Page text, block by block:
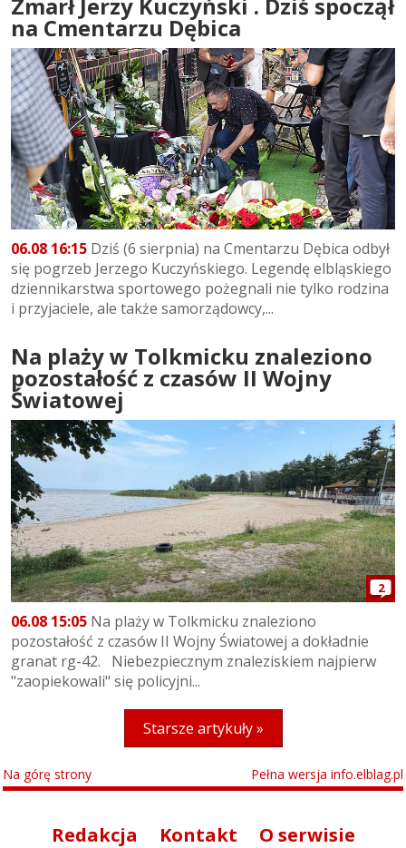
na Cmentarzu Dębica
06.08 16:15 Dziś (6 sierpnia) na Cmentarzu Dębica odbył
się pogrzeb Jerzego Kuczyńskiego. Legendę elbląskiego
dziennikarstwa sportowego pożegnali nie tylko rodzina
i przyjaciele, ale także samorządowcy,...
Na plaży w Tolkmicku znaleziono
pozostałość z czasów II Wojny
Światowej
2
06.08 15:05 Na plaży w Tolkmicku znaleziono
pozostałość z czasów II Wojny Światowej a dokładnie
granat rg-42. Niebezpiecznym znaleziskiem najpierw
"zaopiekowali" się policyjni...
Starsze artykuły »
Na górę strony Pełna wersja info.elblag.pl
Redakcja Kontakt O serwisie